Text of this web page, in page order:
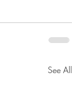
See All